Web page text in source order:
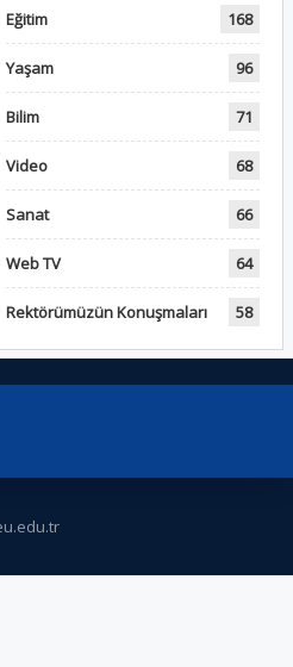
Eğitim 168
Yaşam 96
Bilim 71
Video 68
Sanat 66
Web TV 64
Rektörümüzün Konuşmaları 58